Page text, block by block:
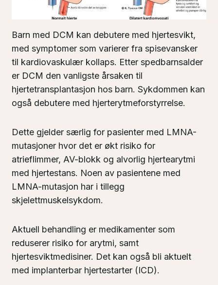
Barn med DCM kan debutere med hjertesvikt,
med symptomer som varierer fra spisevansker
til kardiovaskulær kollaps. Etter spedbarnsalder
er DCM den vanligste årsaken til
hjertetransplantasjon hos barn. Sykdommen kan
også debutere med hjerterytmeforstyrrelse.
Dette gjelder særlig for pasienter med LMNA-
mutasjoner hvor det er økt risiko for
atrieflimmer, AV-blokk og alvorlig hjertearytmi
med hjertestans. Noen av pasientene med
LMNA-mutasjon har i tillegg
skjelettmuskelsykdom.
Aktuell behandling er medikamenter som
reduserer risiko for arytmi, samt
hjertesviktmedisiner. Det kan også bli aktuelt
med implanterbar hjertestarter (ICD).